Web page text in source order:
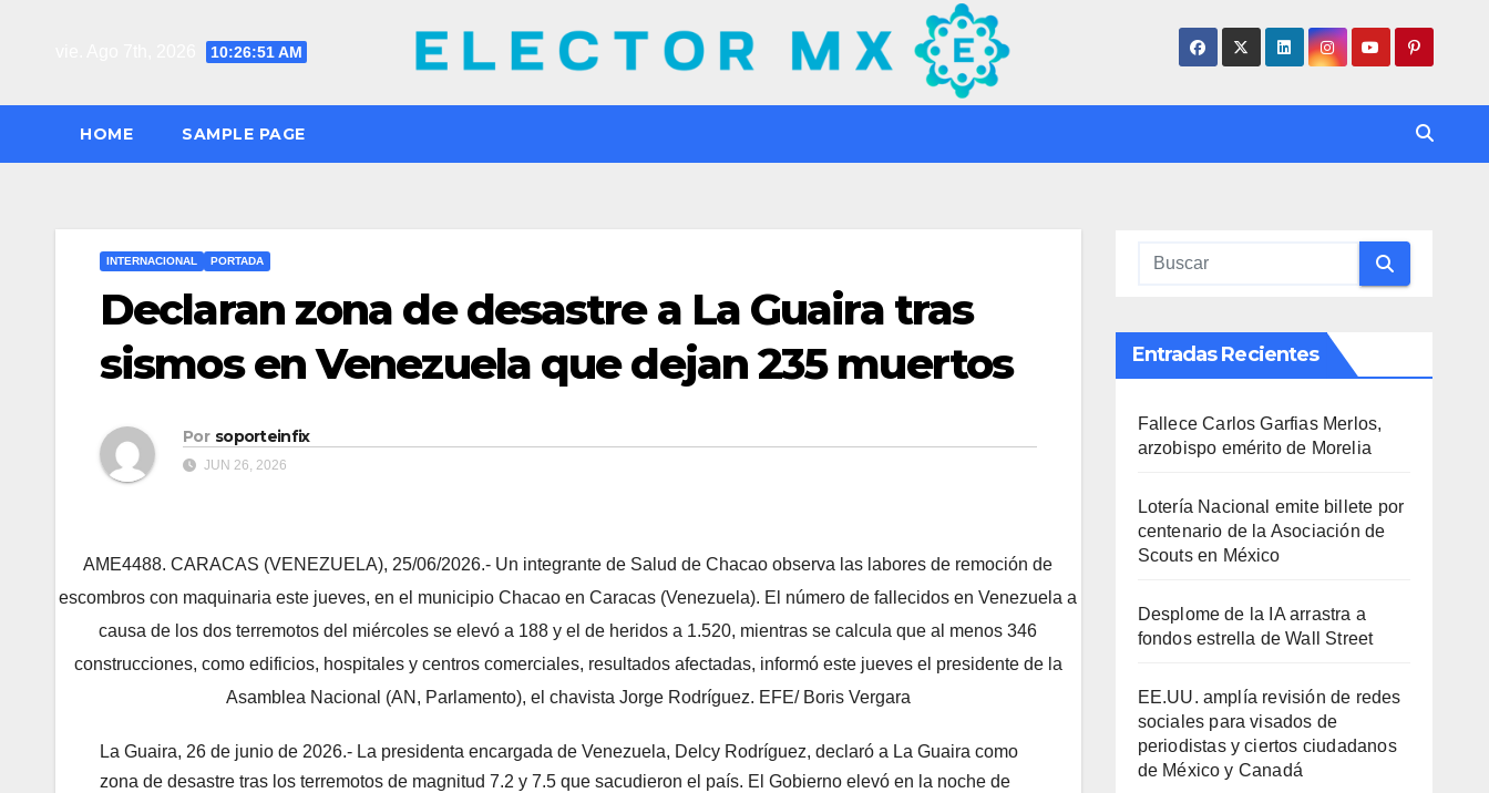
10:26:52 AM
HOME SAMPLE PAGE
INTERNACIONAL PORTADA
Declaran zona de desastre a La Guaira tras
sismos en Venezuela que dejan 235 muertos
Por soporteinfix
JUN 26, 2026
AME4488. CARACAS (VENEZUELA), 25/06/2026.- Un integrante de Salud de Chacao observa las labores de remoción de
escombros con maquinaria este jueves, en el municipio Chacao en Caracas (Venezuela). El número de fallecidos en Venezuela a
causa de los dos terremotos del miércoles se elevó a 188 y el de heridos a 1.520, mientras se calcula que al menos 346
construcciones, como edificios, hospitales y centros comerciales, resultados afectadas, informó este jueves el presidente de la
Asamblea Nacional (AN, Parlamento), el chavista Jorge Rodríguez. EFE/ Boris Vergara
La Guaira, 26 de junio de 2026.- La presidenta encargada de Venezuela, Delcy Rodríguez, declaró a La Guaira como
zona de desastre tras los terremotos de magnitud 7.2 y 7.5 que sacudieron el país. El Gobierno elevó en la noche de
Entradas Recientes
Fallece Carlos Garfias Merlos,
arzobispo emérito de Morelia
Lotería Nacional emite billete por
centenario de la Asociación de
Scouts en México
Desplome de la IA arrastra a
fondos estrella de Wall Street
EE.UU. amplía revisión de redes
sociales para visados de
periodistas y ciertos ciudadanos
de México y Canadá